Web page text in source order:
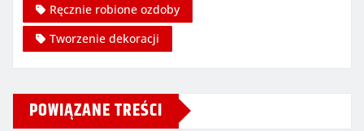
Ręcznie robione ozdoby
Tworzenie dekoracji
POWIĄZANE TREŚCI